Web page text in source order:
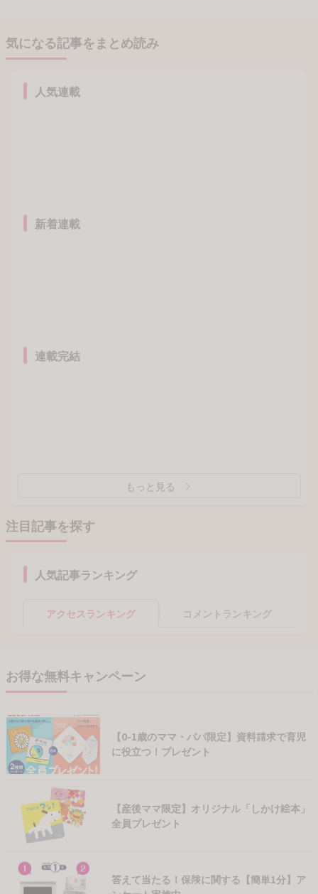
気になる記事をまとめ読み
人気連載
新着連載
連載完結
もっと見る
注目記事を探す
人気記事ランキング
アクセスランキング コメントランキング
お得な無料キャンペーン
【0-1歳のママ・パパ限定】資料請求で育児
に役立つ！プレゼント
【産後ママ限定】オリジナル「しかけ絵本」
全員プレゼント
答えて当たる！保険に関する【簡単1分】ア